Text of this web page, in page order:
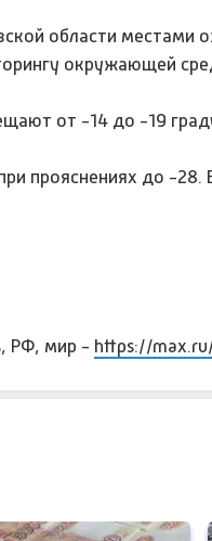
области местами
окружающей
от -14 до -19
прояснениях до -
РФ, мир - https://